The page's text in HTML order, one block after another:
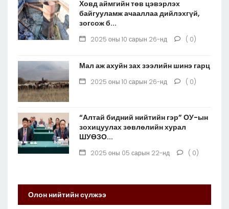
Ховд аймгийн төв цэвэрлэх
байгууламж ачааллаа дийлэхгүй,
зогсож б...
2025 оны 10 сарын 26-нд ( 0)
Мал аж ахуйн зах зээлийн шинэ гарц
2025 оны 10 сарын 26-нд ( 0)
“Алтай бидний нийтийн гэр” ОУ-ын
зохицуулах зөвлөлийн хурал
ШУӨЗО...
2025 оны 05 сарын 22-нд ( 0)
Олон нийтийн сүлжээ